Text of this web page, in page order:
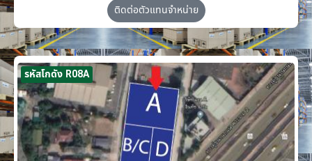
ติดต่อตัวแทนจำหน่าย
รหัสโกดัง R08A